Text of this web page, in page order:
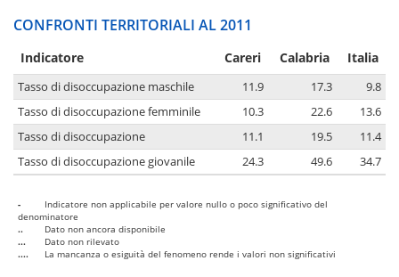
CONFRONTI TERRITORIALI AL 2011
Indicatore Careri Calabria Italia
Tasso di disoccupazione maschile 11.9 17.3
9.8
Tasso di disoccupazione femminile
10.3 22.6
13.6
Tasso di disoccupazione
11.1 19.5
11.4
Tasso di disoccupazione giovanile
24.3 49.6 34.7
-
Indicatore non applicabile per valore nullo o poco significativo del
denominatore
..
Dato non ancora disponibile
...
Dato non rilevato
....
La mancanza o esiguità del fenomeno rende i valori non significativi